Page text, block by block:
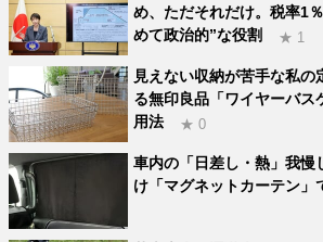
め、ただそれだけ。税率1
めて政治的”な役割
★ 1
見えない収納が苦手な私の
る無印良品「ワイヤーバス
用法
★ 0
車内の「日差し・熱」我慢
け「マグネットカーテン」